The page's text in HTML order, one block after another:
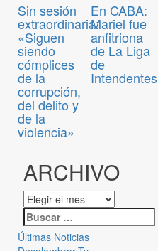
Sin sesión
extraordinaria:
«Siguen
siendo
cómplices
de la
corrupción,
del delito y
de la
violencia»
En CABA:
Mariel fue
anfitriona
de La Liga
de
Intendentes
ARCHIVO
Últimas Noticias